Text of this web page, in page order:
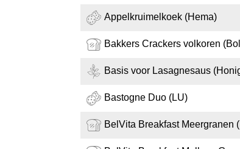
Appelkruimelkoek (Hema)
Bakkers Crackers volkoren
Basis voor Lasagnesaus
Bastogne Duo (LU)
BelVita Breakfast Meergranen